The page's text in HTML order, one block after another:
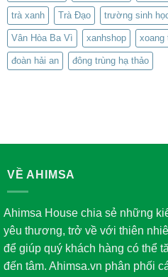
trà xanh Trà Đạo trường sinh
Vân Hòa Ba Vì xanhshop xoang
đoàn hải an đông trùng hạ thảo
VỀ AHIMSA
Ahimsa House chia sẻ những
yêu thương, trở về với thiên
để giúp quý khách hàng có thể
đến tâm. Ahimsa.vn phân phối